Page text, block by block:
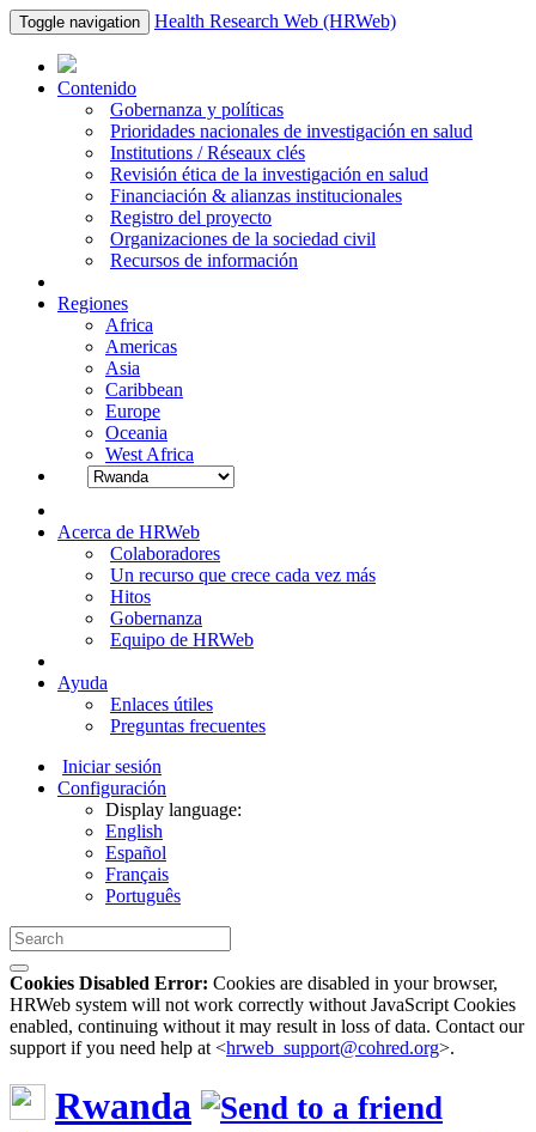
Toggle navigation Health Research Web (HRWeb)
Contenido
Gobernanza y políticas
Prioridades nacionales de investigación en salud
Institutions / Réseaux clés
Revisión ética de la investigación en salud
Financiación & alianzas institucionales
Registro del proyecto
Organizaciones de la sociedad civil
Recursos de información
Regiones
Africa
Americas
Asia
Caribbean
Europe
Oceania
West Africa
Acerca de HRWeb
Colaboradores
Un recurso que crece cada vez más
Hitos
Gobernanza
Equipo de HRWeb
Ayuda
Enlaces útiles
Preguntas frecuentes
Iniciar sesión
Configuración
Display language:
English
Español
Français
Português
Cookies Disabled Error: Cookies are disabled in your browser,
HRWeb system will not work correctly without JavaScript Cookies
enabled, continuing without it may result in loss of data. Contact our
support if you need help at <hrweb_support@cohred.org>.
Rwanda